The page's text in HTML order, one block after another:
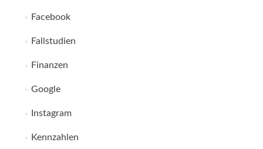
Facebook
Fallstudien
Finanzen
Google
Instagram
Kennzahlen